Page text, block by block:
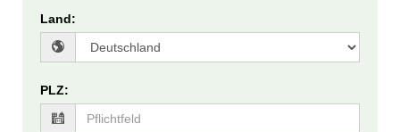
Land:
PLZ: